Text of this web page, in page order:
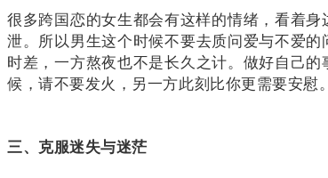
很多跨国恋的女生都会有这样的情绪，看着身
泄。 所以男生这个时候不要去质问爱与不爱的
时差，一方熬夜也不是长久之计。 做好自己的
候，请不要发火，另一方此刻比你更需要安慰。
三、克服迷失与迷茫